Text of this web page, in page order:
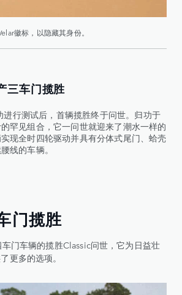
徽标，以隐藏其身份。
三车门揽胜
进行测试后，首辆揽胜终于问世。归功于
罕见组合，它一问世就迎来了潮水一样的
现全时四轮驱动并具有分体式尾门、蛤壳
线的车辆。
门揽胜
车门车辆的揽胜Classic问世，它为日益壮
更多的选项。